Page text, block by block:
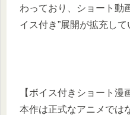
わっており、ショート動
イス付き”展開が拡充して
【ボイス付きショート漫
本作は正式なアニメでは